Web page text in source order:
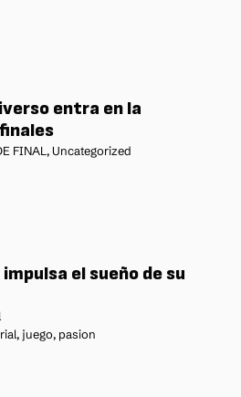
entra en la
FINAL ,Uncategorized
el sueño de su
, juego, pasion